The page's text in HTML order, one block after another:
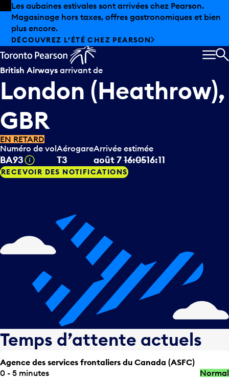
Skip to offers
Passer au contenu principal
Les aubaines estivales sont arrivées chez Pearson.
Magasinage hors taxes, offres gastronomiques et bien
plus encore.
DÉCOUVREZ L’ÉTÉ CHEZ PEARSON
British Airways arrivant de
London (Heathrow),
GBR
EN RETARD
Numéro de vol
BA93 Infobulle
Aérogare
T3
Arrivée estimée
août 716:0516:11
RECEVOIR DES NOTIFICATIONS
Temps d’attente actuels
Agence des services frontaliers du Canada (ASFC)
0 - 5 minutes
Normal